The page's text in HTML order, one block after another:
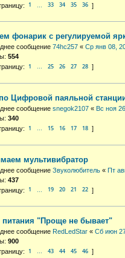
1 33 34 35 36
фонарик с регулируемой
сообщение 74hc257 « Ср янв 08,
554
1 … 25 26 27 28
Цифровой паяльной
сообщение snegok2107 « Вс ноя
340
1 … 15 16 17 18
мультивибратор
сообщение Звуколюбитель « Пт
437
1 19 20 21 22
питания "Проще не бывает"
сообщение RedLedStar « Сб июн
900
1 … 43 44 45 46